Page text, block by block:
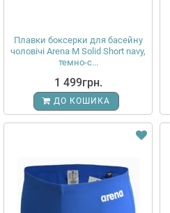
Плавки боксерки для басейну
чоловічі Arena M Solid Short navy,
темно-с...
1 499грн.
ДО КОШИКА